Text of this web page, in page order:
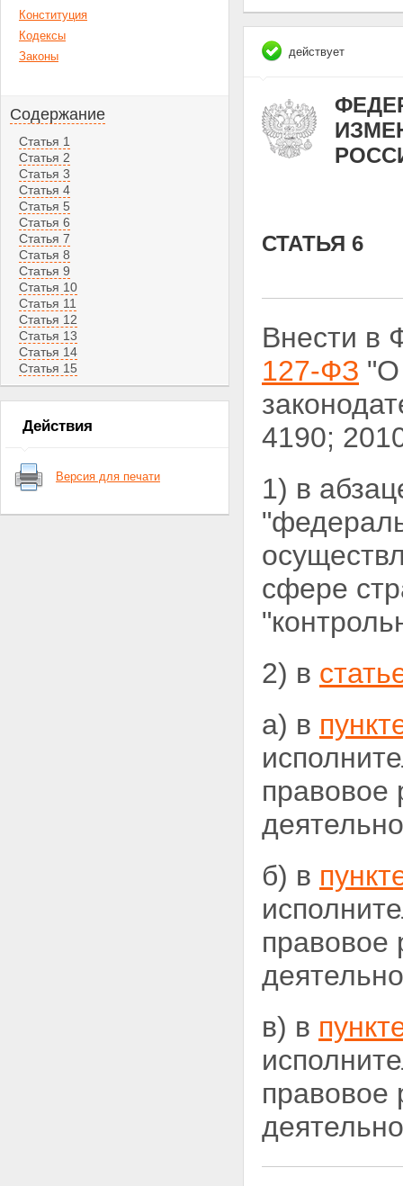
Конституция
Кодексы
Законы
Содержание
Статья 1
Статья 2
Статья 3
Статья 4
Статья 5
Статья 6
Статья 7
Статья 8
Статья 9
Статья 10
Статья 11
Статья 12
Статья 13
Статья 14
Статья 15
Действия
Версия для печати
действует
СТАТЬЯ 6
Внести в
127-ФЗ "О
4190;
1) в
сфере
2) в
а) в
правовое
б) в
правовое
в) в
правовое